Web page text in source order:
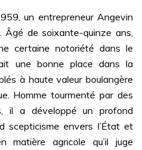
entrepreneur Angevin
Âgé de soixante-quinze ans,
certaine notoriété dans le
une bonne place dans la
à haute valeur boulangère
Homme tourmenté par des
il a développé un profond
scepticisme envers l’État et
matière agricole qu’il juge